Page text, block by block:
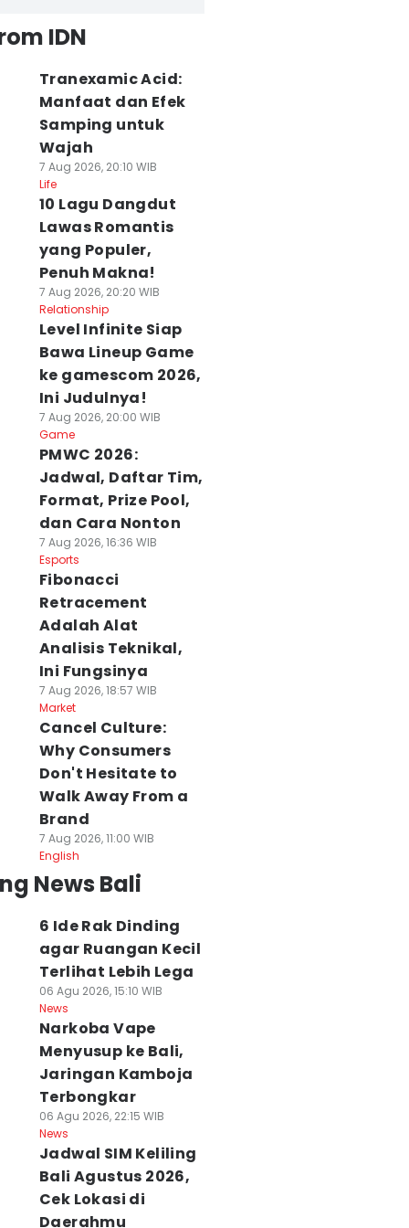
IDN
Tranexamic Acid:
Manfaat dan Efek
Samping untuk
Wajah
7 Aug 2026, 20:10 WIB
Life
10 Lagu Dangdut
Lawas Romantis
yang Populer,
Penuh Makna!
7 Aug 2026, 20:20 WIB
Relationship
Level Infinite Siap
Bawa Lineup Game
ke gamescom 2026,
Ini Judulnya!
7 Aug 2026, 20:00 WIB
Game
PMWC 2026:
Jadwal, Daftar Tim,
Format, Prize Pool,
dan Cara Nonton
7 Aug 2026, 16:36 WIB
Esports
Fibonacci
Retracement
Adalah Alat
Analisis Teknikal,
Ini Fungsinya
7 Aug 2026, 18:57 WIB
Market
Cancel Culture:
Why Consumers
Don't Hesitate to
Walk Away From a
Brand
7 Aug 2026, 11:00 WIB
English
News Bali
6 Ide Rak Dinding
agar Ruangan Kecil
Terlihat Lebih Lega
06 Agu 2026, 15:10 WIB
News
Narkoba Vape
Menyusup ke Bali,
Jaringan Kamboja
Terbongkar
06 Agu 2026, 22:15 WIB
News
Jadwal SIM Keliling
Bali Agustus 2026,
Cek Lokasi di
Daerahmu